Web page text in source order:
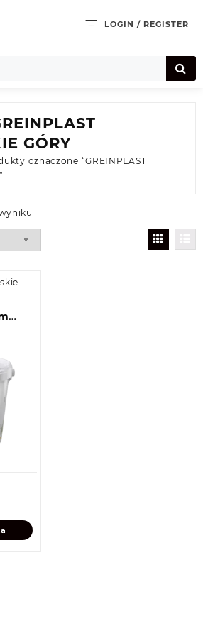
LOGIN / REGISTER
GÓRY
oznaczone “GREINPLAST